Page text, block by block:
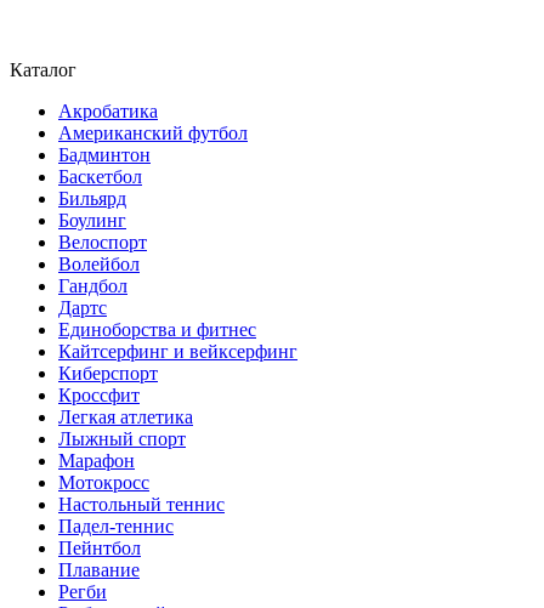
Каталог
Акробатика
Американский футбол
Бадминтон
Баскетбол
Бильярд
Боулинг
Велоспорт
Волейбол
Гандбол
Дартс
Единоборства и фитнес
Кайтсерфинг и вейксерфинг
Киберспорт
Кроссфит
Легкая атлетика
Лыжный спорт
Марафон
Мотокросс
Настольный теннис
Падел-теннис
Пейнтбол
Плавание
Регби